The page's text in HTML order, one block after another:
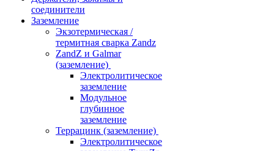
соединители
Заземление
Экзотермическая /
термитная сварка Zandz
ZandZ и Galmar
(заземление)
Электролитическое
заземление
Модульное
глубинное
заземление
Террацинк (заземление)
Электролитическое